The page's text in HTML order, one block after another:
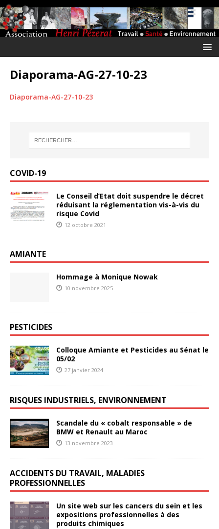
Diaporama-AG-27-10-23
Diaporama-AG-27-10-23
COVID-19
Le Conseil d’Etat doit suspendre le décret
réduisant la réglementation vis-à-vis du
risque Covid
12 octobre 2021
AMIANTE
Hommage à Monique Nowak
10 novembre 2025
PESTICIDES
Colloque Amiante et Pesticides au Sénat le
05/02
27 janvier 2024
RISQUES INDUSTRIELS, ENVIRONNEMENT
Scandale du « cobalt responsable » de
BMW et Renault au Maroc
13 novembre 2023
ACCIDENTS DU TRAVAIL, MALADIES
PROFESSIONNELLES
Un site web sur les cancers du sein et les
expositions professionnelles à des
produits chimiques